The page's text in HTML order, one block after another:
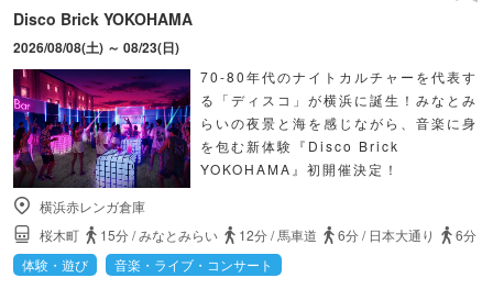
Disco Brick YOKOHAMA
2026/08/08(土) ～ 08/23(日)
70-80年代のナイトカルチャーを代表す
る「ディスコ」が横浜に誕生！みなとみ
らいの夜景と海を感じながら、音楽に身
を包む新体験『Disco Brick
YOKOHAMA』初開催決定！
横浜赤レンガ倉庫
桜木町
15分/みなとみらい 12分/馬車道 6分/ 日本大通り
6分
体験・遊び
音楽・ライブ・コンサート